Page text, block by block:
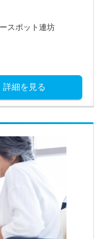
スポット連坊
詳細を見る